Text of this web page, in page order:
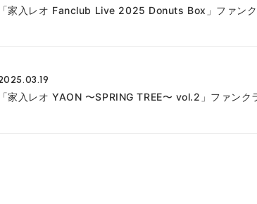
「家入レオ Fanclub Live 2025 Donuts Box」ファン
「家入レオ YAON 〜SPRING TREE〜 vol.2」ファンク